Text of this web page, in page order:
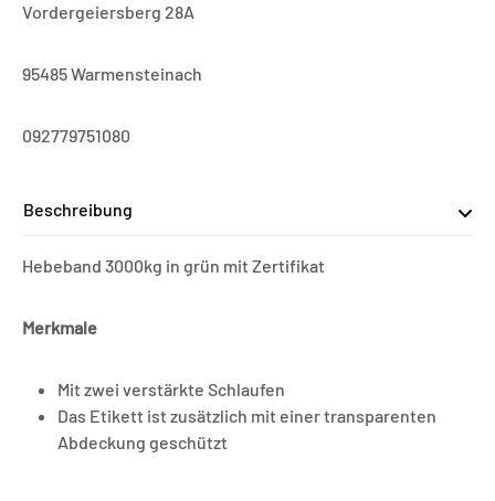
Vordergeiersberg 28A
95485 Warmensteinach
092779751080
Beschreibung
Hebeband 3000kg in grün mit Zertifikat
Merkmale
Mit zwei verstärkte Schlaufen
Das Etikett ist zusätzlich mit einer transparenten
Abdeckung geschützt